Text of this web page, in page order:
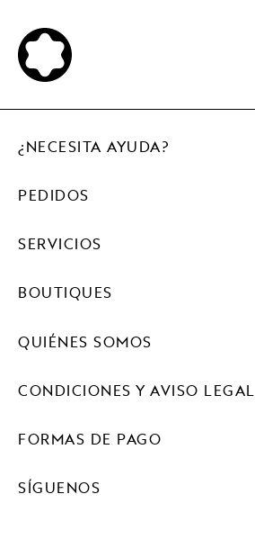
FORMAS DE PAGO
SÍGUENOS
¿NECESITA AYUDA?
PEDIDOS
SERVICIOS
BOUTIQUES
QUIÉNES SOMOS
CONDICIONES Y AVISO LEGAL